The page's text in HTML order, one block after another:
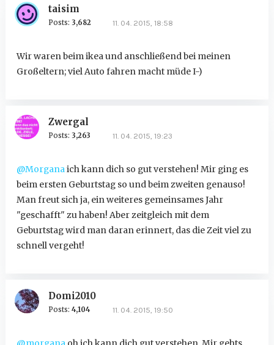
taisim
Posts: 3,682 11. 04. 2015, 18:58
Wir waren beim ikea und anschließend bei meinen
Großeltern; viel Auto fahren macht müde I-)
Zwergal
Posts: 3,263 11. 04. 2015, 19:23
@Morganaich kann dich so gut verstehen! Mir ging es
beim ersten Geburtstag so und beim zweiten genauso!
Man freut sich ja, ein weiteres gemeinsames Jahr
"geschafft" zu haben! Aber zeitgleich mit dem
Geburtstag wird man daran erinnert, das die Zeit viel zu
schnell vergeht!
Domi2010
Posts: 4,104 11. 04. 2015, 19:50